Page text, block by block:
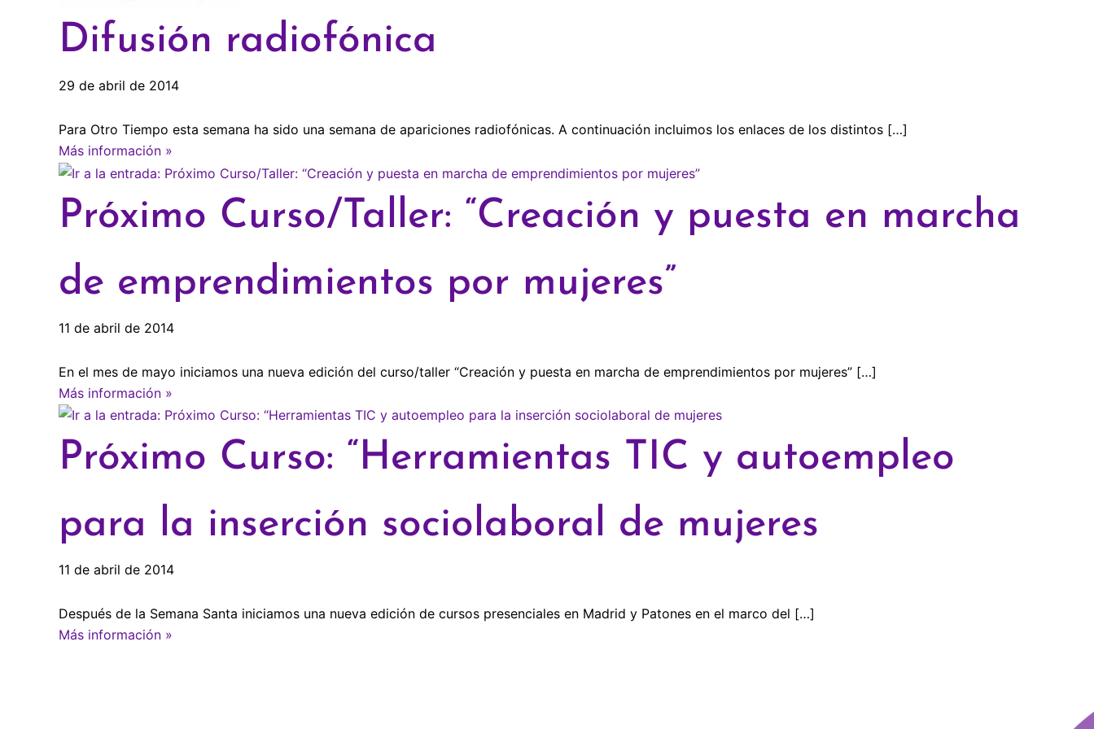
Difusión radiofónica
29 de abril de 2014
Para Otro Tiempo esta semana ha sido una semana de apariciones radiofónicas. A continuación incluimos los enlaces de los distintos […]
Más información »
Próximo Curso/Taller: “Creación y puesta en marcha
de emprendimientos por mujeres”
11 de abril de 2014
En el mes de mayo iniciamos una nueva edición del curso/taller “Creación y puesta en marcha de emprendimientos por mujeres” […]
Más información »
Próximo Curso: “Herramientas TIC y autoempleo
para la inserción sociolaboral de mujeres
11 de abril de 2014
Después de la Semana Santa iniciamos una nueva edición de cursos presenciales en Madrid y Patones en el marco del […]
Más información »